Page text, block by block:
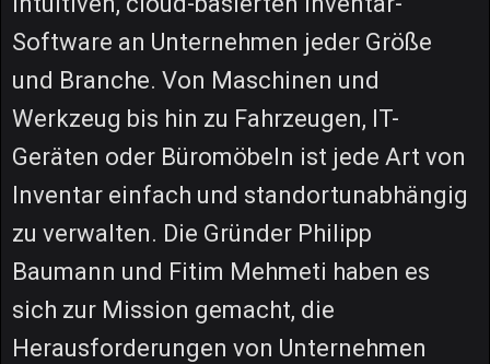
Software an Unternehmen jeder Größe
und Branche. Von Maschinen und
Werkzeug bis hin zu Fahrzeugen, IT-
Geräten oder Büromöbeln ist jede Art von
Inventar einfach und standortunabhängig
zu verwalten. Die Gründer Philipp
Baumann und Fitim Mehmeti haben es
sich zur Mission gemacht, die
Herausforderungen von Unternehmen